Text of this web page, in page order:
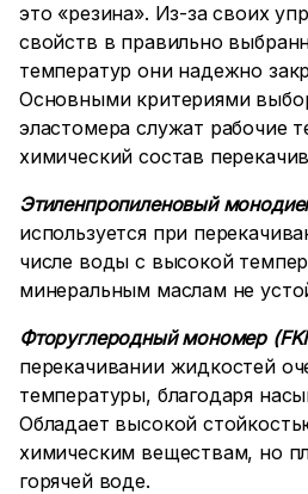
это «резина». Из-за своих
свойств в правильно
температур они надежно
Основными критериями
эластомера служат рабочие
химический состав
Этиленпропиленовый
используется при
числе воды с высокой
минеральным маслам не
Фторуглеродный мономер
перекачивании жидкостей
температуры, благодаря
Обладает высокой
химическим веществам, но
горячей воде.